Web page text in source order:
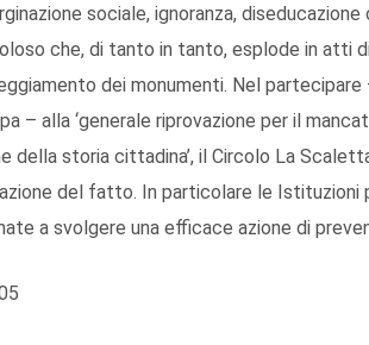
sociale, ignoranza,
che, di tanto in tanto, esplode in atti
dei monumenti. Nel
– alla ‘generale riprovazione per il
della storia cittadina’, il Circolo La
del fatto. In particolare le
a svolgere una efficace azione di